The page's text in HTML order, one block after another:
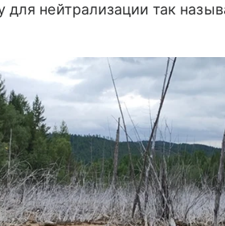
для нейтрализации так